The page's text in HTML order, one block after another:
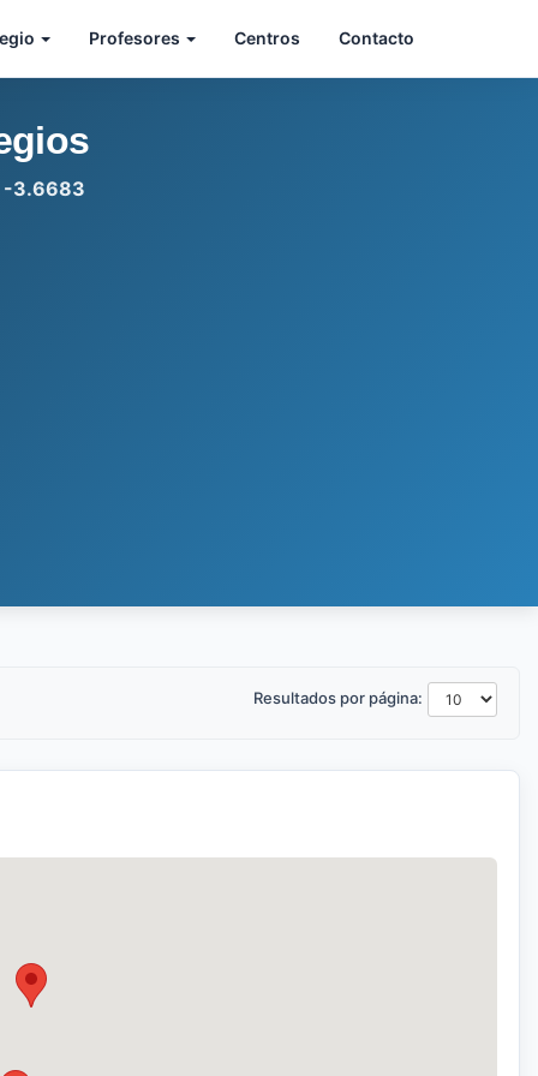
Profesores Centros Contacto
-3.6683
Resultados por página: